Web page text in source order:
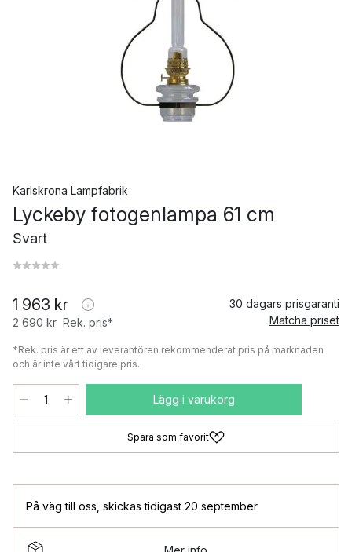
Karlskrona Lampfabrik
Lyckeby fotogenlampa 61 cm
Svart
1 963 kr
2 690 kr Rek. pris*
30 dagars prisgaranti
Matcha priset
*Rek. pris är ett av leverantören rekommenderat pris på marknaden
och är inte vårt tidigare pris.
Lägg i varukorg
Spara som favorit
På väg till oss skickas tidigast 20 september